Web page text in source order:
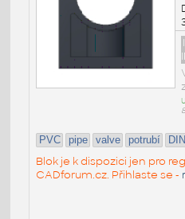
PVC pipe valve potrubí DIN
Blok je k dispozici jen pro
CADforum.cz. Přihlaste se -